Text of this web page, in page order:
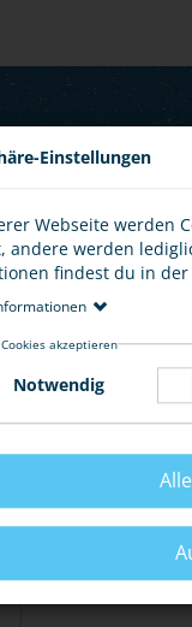
im Sinne des
gegen dich
zu einem Jahr
dir jemand
Einstellungen
Webseite werden
andere werden
findest du in der
akzeptieren
Notwendig